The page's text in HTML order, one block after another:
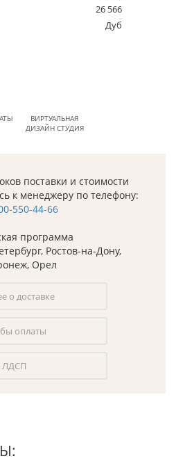
26 566
Дуб
ВИРТУАЛЬНАЯ
ДИЗАЙН СТУДИЯ
поставки и стоимости
к менеджеру по телефону:
550-44-66
программа
Ростов-на-Дону,
Орел
о доставке
оплаты
ЛДСП